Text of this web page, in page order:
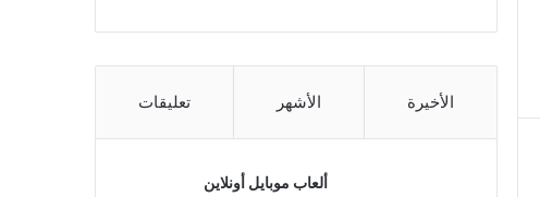
الأخيرة الأشهر تعليقات
ألعاب موبايل أونلاين